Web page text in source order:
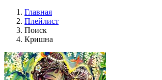
Главная
Плейлист
Поиск
Кришна